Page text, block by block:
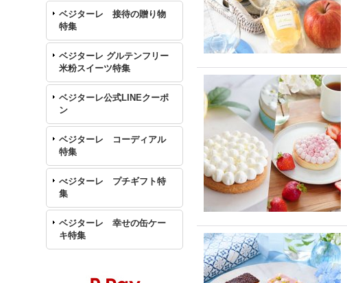
ベジターレ 接待の贈り物
特集
ベジターレ グルテンフリー
米粉スイーツ特集
ベジターレ公式LINEクーポ
ン
ベジターレ コーディアル
特集
べジターレ プチギフト特
集
ベジターレ 幸せの缶ケー
キ特集